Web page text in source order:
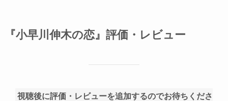
『小早川伸木の恋』評価・レビュー
視聴後に評価・レビューを追加するのでお待ちくださ